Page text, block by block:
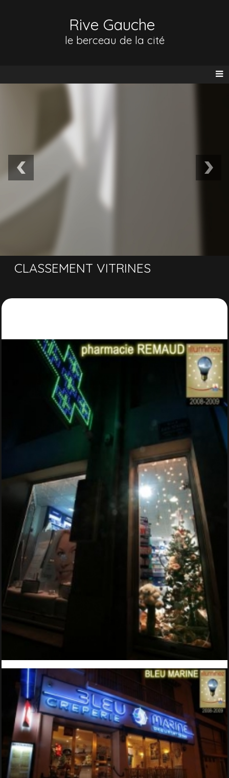
Rive Gauche
le berceau de la cité
CLASSEMENT VITRINES